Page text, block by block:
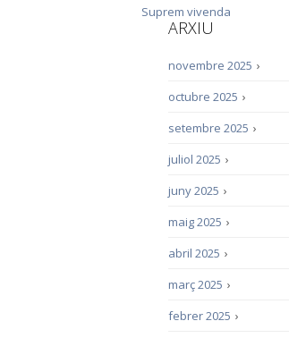
Suprem vivenda
ARXIU
›
novembre 2025
›
octubre 2025
›
setembre 2025
›
juliol 2025
›
juny 2025
›
maig 2025
›
abril 2025
›
març 2025
›
febrer 2025